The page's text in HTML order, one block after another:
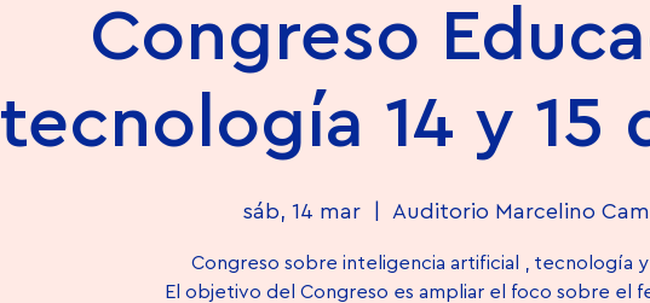
Congreso
tecnología 14 y 15
sáb, 14 mar
  |
Auditorio Marcelino
Congreso sobre inteligencia artificial , tecnología
El objetivo del Congreso es ampliar el foco sobre el